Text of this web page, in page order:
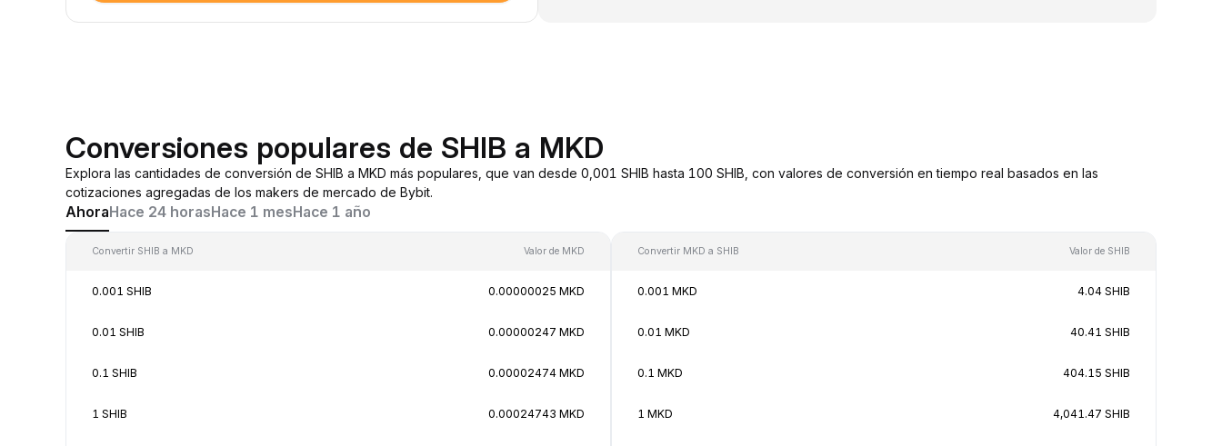
Conversiones populares de SHIB a MKD
Explora las cantidades de conversión de SHIB a MKD más populares, que van desde 0,001 SHIB hasta 100 SHIB, con valores de conversión en tiempo real basados en las
cotizaciones agregadas de los makers de mercado de Bybit.
AhoraHace 24 horasHace 1 mesHace 1 año
Convertir SHIB a MKD Valor de MKD
0.001 SHIB 0.00000025 MKD
0.01 SHIB 0.00000247 MKD
0.1 SHIB 0.00002474 MKD
1 SHIB 0.00024743 MKD
Convertir MKD a SHIB Valor de SHIB
0.001 MKD 4.04 SHIB
0.01 MKD 40.41 SHIB
0.1 MKD 404.15 SHIB
1 MKD 4,041.47 SHIB